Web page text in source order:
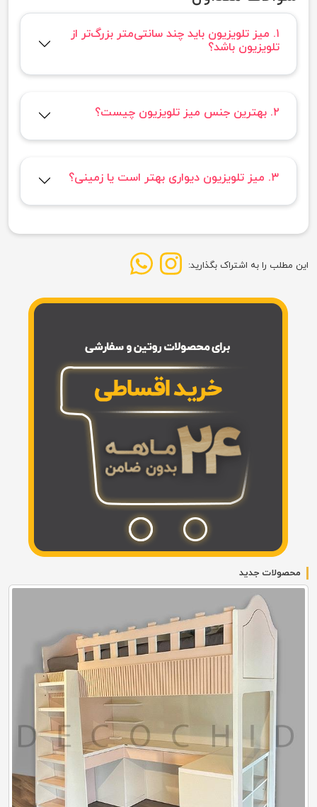
۱. میز تلویزیون باید چند سانتی‌متر بزرگ‌تر از
تلویزیون باشد؟
۲. بهترین جنس میز تلویزیون چیست؟
۳. میز تلویزیون دیواری بهتر است یا زمینی؟
این مطلب را به اشتراک بگذارید:
محصولات جدید